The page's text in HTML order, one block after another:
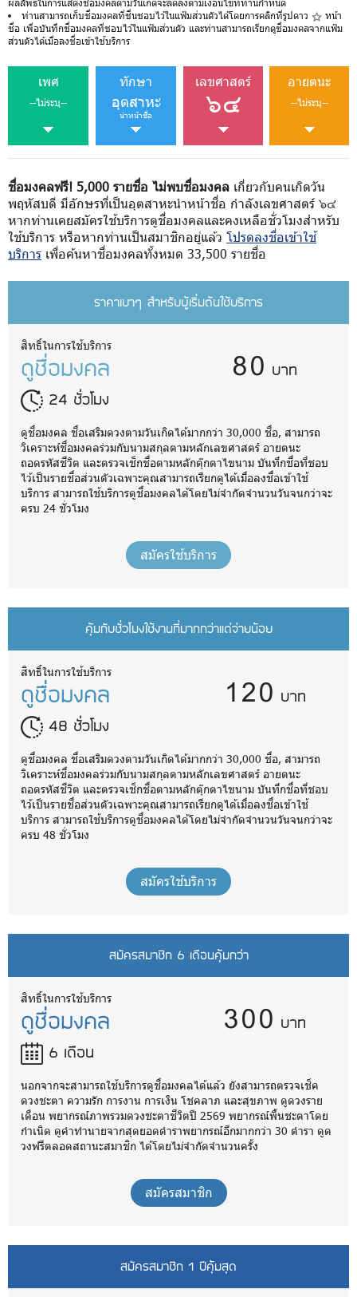
ท่านสามารถเก็บชื่อมงคลที่ชื่นชอบไว้ในแฟ้มส่วนตัวได้โดยการคลิกที่รูปดาว
หน้า
ชื่อ เพื่อบันทึกชื่อมงคลที่ชอบไว้ในแฟ้มส่วนตัว และท่านสามารถเรียกดูชื่อมงคลจากแฟ้ม
ส่วนตัวได้เมื่อลงชื่อเข้าใช้บริการ
เพศ
--ไม่ระบุ--
ทักษา
อุตสาหะ
นำหน้าชื่อ
เลขศาสตร์
๖๔
อายตนะ
--ไม่ระบุ--
ชื่อมงคลฟรี! 5,000 รายชื่อ ไม่พบชื่อมงคล เกี่ยวกับคนเกิดวัน
พฤหัสบดี มีอักษรที่เป็นอุตสาหะนำหน้าชื่อ กำลังเลขศาสตร์ ๖๔
หากท่านเคยสมัครใช้บริการดูชื่อมงคลและคงเหลือชั่วโมงสำหรับ
ใช้บริการ หรือหากท่านเป็นสมาชิกอยู่แล้ว โปรดลงชื่อเข้าใช้
บริการ เพื่อค้นหาชื่อมงคลทั้งหมด 33,500 รายชื่อ
ราคาเบาๆ สำหรับผู้เริ่มต้นใช้บริการ
สิทธิ์ในการใช้บริการ
ดูชื่อมงคล
24 ชั่วโมง
80 บาท
ดูชื่อมงคล ชื่อเสริมดวงตามวันเกิดได้มากกว่า 30,000 ชื่อ, สามารถ
วิเคราะห์ชื่อมงคลร่วมกับนามสกุลตามหลักเลขศาสตร์ อายตนะ
ถอดรหัสชีวิต และตรวจเช็กชื่อตามหลักตุ๊กตาไขนาม บันทึกชื่อที่ชอบ
ไว้เป็นรายชื่อส่วนตัวเฉพาะคุณสามารถเรียกดูได้เมื่อลงชื่อเข้าใช้
บริการ สามารถใช้บริการดูชื่อมงคลได้โดยไม่จำกัดจำนวนวันจนกว่าจะ
ครบ 24 ชั่วโมง
สมัครใช้บริการ
คุ้มกับชั่วโมงใช้งานที่มากกว่าแต่จ่ายน้อย
สิทธิ์ในการใช้บริการ
ดูชื่อมงคล
48 ชั่วโมง
120 บาท
ดูชื่อมงคล ชื่อเสริมดวงตามวันเกิดได้มากกว่า 30,000 ชื่อ, สามารถ
วิเคราะห์ชื่อมงคลร่วมกับนามสกุลตามหลักเลขศาสตร์ อายตนะ
ถอดรหัสชีวิต และตรวจเช็กชื่อตามหลักตุ๊กตาไขนาม บันทึกชื่อที่ชอบ
ไว้เป็นรายชื่อส่วนตัวเฉพาะคุณสามารถเรียกดูได้เมื่อลงชื่อเข้าใช้
บริการ สามารถใช้บริการดูชื่อมงคลได้โดยไม่จำกัดจำนวนวันจนกว่าจะ
ครบ 48 ชั่วโมง
สมัครใช้บริการ
สมัครสมาชิก 6 เดือนคุ้มกว่า
สิทธิ์ในการใช้บริการ
ดูชื่อมงคล
6 เดือน
300 บาท
นอกจากจะสามารถใช้บริการดูชื่อมงคลได้แล้ว ยังสามารถตรวจเช็ค
ดวงชะตา ความรัก การงาน การเงิน โชคลาภ และสุขภาพ ดูดวงราย
เดือน พยากรณ์ภาพรวมดวงชะตาชีวิตปี 2569 พยากรณ์พื้นชะตาโดย
กำเนิด ดูคำทำนายจากสุดยอดตำราพยากรณ์อีกมากกว่า 30 ตำรา ดูด
วงฟรีตลอดสถานะสมาชิก ได้โดยไม่จำกัดจำนวนครั้ง
สมัครสมาชิก
สมัครสมาชิก 1 ปีคุ้มสุด